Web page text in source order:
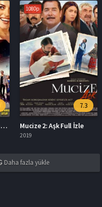
Organize İşler 2 Sazan Sarmalı İzle
1080p
7.3
Mucize 2: Aşk Full İzle
2019
Daha fazla yükle